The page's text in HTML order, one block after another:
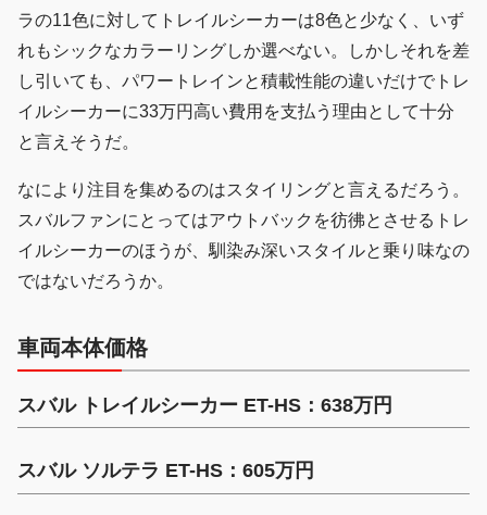
ラの11色に対してトレイルシーカーは8色と少なく、いず
れもシックなカラーリングしか選べない。しかしそれを差
し引いても、パワートレインと積載性能の違いだけでトレ
イルシーカーに33万円高い費用を支払う理由として十分
と言えそうだ。
なにより注目を集めるのはスタイリングと言えるだろう。
スバルファンにとってはアウトバックを彷彿とさせるトレ
イルシーカーのほうが、馴染み深いスタイルと乗り味なの
ではないだろうか。
車両本体価格
スバル トレイルシーカー ET-HS：638万円
スバル ソルテラ ET-HS：605万円